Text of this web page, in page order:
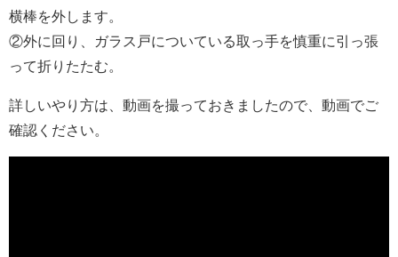
横棒を外します。
②外に回り、ガラス戸についている取っ手を慎重に引っ張
って折りたたむ。
詳しいやり方は、動画を撮っておきましたので、動画でご
確認ください。